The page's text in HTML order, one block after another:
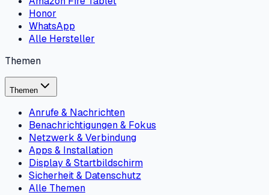
Honor
WhatsApp
Alle Hersteller
Themen
Themen
Anrufe & Nachrichten
Benachrichtigungen & Fokus
Netzwerk & Verbindung
Apps & Installation
Display & Startbildschirm
Sicherheit & Datenschutz
Alle Themen